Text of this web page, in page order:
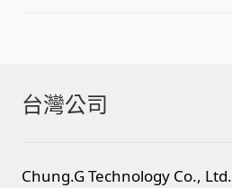
台灣公司
Chung.G Technology Co., Ltd.